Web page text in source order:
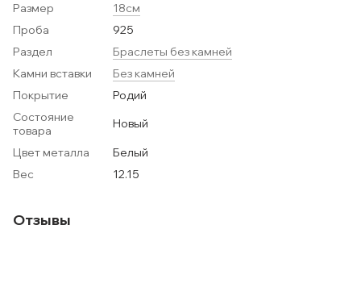
Размер
18см
Проба
925
Раздел
Браслеты без камней
Камни вставки
Без камней
Покрытие
Родий
Состояние
товара
Новый
Цвет металла
Белый
Вес
12.15
Отзывы